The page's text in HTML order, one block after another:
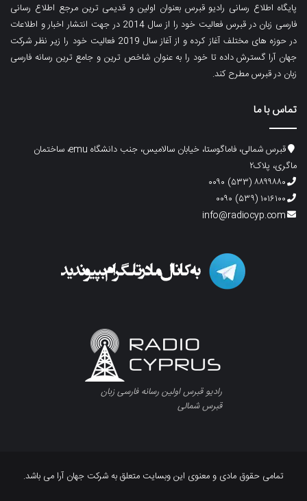
پایگاه اطلاع رسانی رادیو قبرس بعنوان اولین و قدیمی ترین مرجع اطلاع رسانی
فارسی زبان در قبرس فعالیت خود را از سال 2014 در جهت انتشار اخبار و اطلاعات
در حوزه های مختلف آغاز کرده و از آغاز سال 2019 فعالیت خود را زیر نظر شرکت
جهان آرا گسترش داده تا خود را به عنوان شاخص ترین و جامع ترین رسانه فارسی
زبان در قبرس مطرح کند.
تماس با ما
قبرس شمالی، فاماگوستا، خیابان سالامیس، جنب دانشگاه emu، ساختمان
ماگری، پلاک۲
۸۸۹۹۸۸۰ (۵۳۳) ۰۰۹۰
۱۰۱۶۱۰۰ (۵۳۹) ۰۰۹۰
info@radiocyp.com
رادیو قبرس اولین رسانه فارسی زبان
قبرس شمالی
تمامی حقوق مادی و معنوی این وبسایت متعلق به شرکت جهان آرا می باشد.